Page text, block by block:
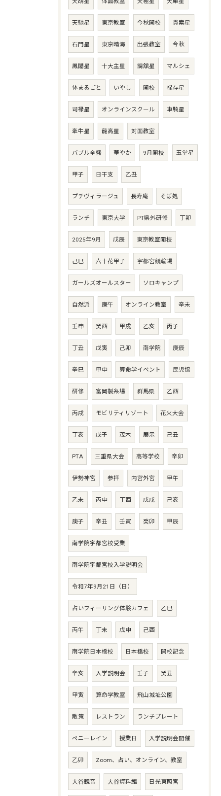
天馳星 東京教室 今秋開校 貫索星
石門星 東京晴海 出張教室 今秋
鳳閣星 十大主星 調舘星 マルシェ
体まるごと いやし 開校 禄存星
司禄星 オンラインスクール 車騎星
牽牛星 龍高星 対面教室
バブル全盛 華やか 9月開校 玉堂星
甲子 日干支 乙丑
プチヴィラージュ 長寿庵 そば処
ランチ 東京大学 PT県外研修 丁卯
2025年9月 戊辰 東京教室開校
己巳 六十花甲子 宇都宮競輪場
ガールズオールスター ソロキャンプ
自然派 庚午 オンライン教室 辛未
壬申 癸酉 甲戌 乙亥 丙子
丁丑 戊寅 己卯 南学院 庚辰
辛巳 甲申 算命学イベント 民児協
研修 富岡製糸場 群馬県 乙酉
丙戌 モビリティリゾート 花火大会
丁亥 戊子 茂木 展示 己丑
PTA 三重県大会 高等学校 辛卯
伊勢神宮 参拝 内宮外宮 甲午
乙未 丙申 丁酉 戊戌 己亥
庚子 辛丑 壬寅 癸卯 甲辰
南学院宇都宮校受業
南学院宇都宮校入学説明会
令和7年9月21日（日）
占いフィーリング体験カフェ 乙巳
丙午 丁未 戊申 己酉
南学院日本橋校 日本橋校 開校記念
辛亥 入学説明会 壬子 癸丑
甲寅 算命学教室 飛山城址公園
散策 レストラン ランチプレート
ペニーレイン 授業日 入学説明会開催
乙卯 Zoom、占い、オンライン、教室
大谷観音 大谷資料館 日光東照宮